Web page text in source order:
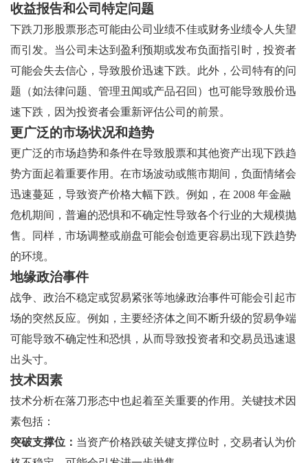
收益报告和公司特定问题
下跌刀形股票形态可能由公司业绩不佳或财务业绩令人失望
而引发。当公司未达到盈利预期或发布负面指引时，投资者
可能会失去信心，导致股价迅速下跌。此外，公司特有的问
题（如法律问题、管理丑闻或产品召回）也可能导致股价迅
速下跌，因为投资者会重新评估公司的前景。
更广泛的市场状况和趋势
更广泛的市场趋势和条件在导致股票和其他资产出现下跌趋
势方面起着重要作用。在市场波动或熊市期间，负面情绪会
迅速蔓延，导致资产价格大幅下跌。例如，在 2008 年金融
危机期间，普遍的恐惧和不确定性导致各个行业的大规模抛
售。同样，市场调整或崩盘可能会创造更容易出现下跌趋势
的环境。
地缘政治事件
战争、政治不稳定或贸易紧张等地缘政治事件可能会引起市
场的突然反应。例如，主要经济体之间不断升级的贸易争端
可能导致不确定性和恐惧，从而导致投资者和交易员迅速退
出头寸。
技术因素
技术分析在落刀形态中也起着至关重要的作用。关键技术因
素包括：
突破支撑位： 当资产价格跌破关键支撑位时，交易者认为价